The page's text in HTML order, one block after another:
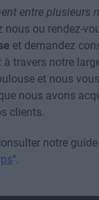
entre plusieurs
nous ou rendez-
et demandez
travers notre
et nous
nous avons
clients.
notre
".